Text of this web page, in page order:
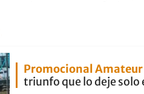
Promocional Amateur
triunfo que lo deje solo